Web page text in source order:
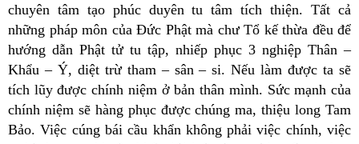
chuyên tâm tạo phúc duyên tu tâm tích thiện. Tất cả
những pháp môn của Đức Phật mà chư Tổ kế thừa đều để
hướng dẫn Phật tử tu tập, nhiếp phục 3 nghiệp Thân –
Khẩu – Ý, diệt trừ tham – sân – si. Nếu làm được ta sẽ
tích lũy được chính niệm ở bản thân mình. Sức mạnh của
chính niệm sẽ hàng phục được chúng ma, thiệu long Tam
Bảo. Việc cúng bái cầu khẩn không phải việc chính, việc